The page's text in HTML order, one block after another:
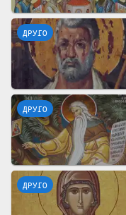
ДРУГО
ДРУГО
ДРУГО